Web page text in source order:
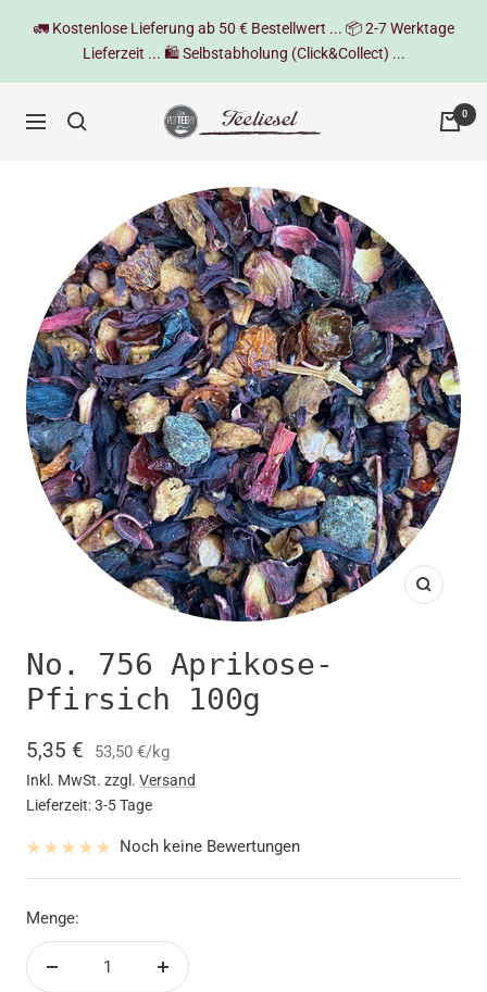
🚛 Kostenlose Lieferung ab 50 € Bestellwert ... 📦 2-7 Werktage
Lieferzeit ... 🛍️ Selbstabholung (Click&Collect) ...
Navigation
Teeliesel 0
Zoom
No. 756 Aprikose-
Pfirsich 100g
Angebotspreis
5,35 € 53,50 €/kg
Inkl. MwSt. zzgl. Versand
Lieferzeit: 3-5 Tage
Noch keine Bewertungen
Menge:
Menge